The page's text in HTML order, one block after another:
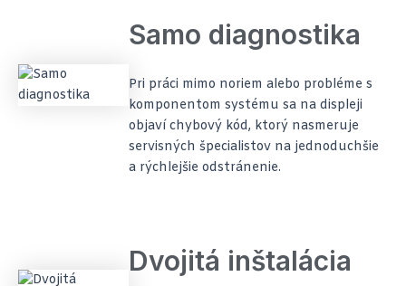
Samo diagnostika
Pri práci mimo noriem alebo probléme s
komponentom systému sa na displeji
objaví chybový kód, ktorý nasmeruje
servisných špecialistov na jednoduchšie
a rýchlejšie odstránenie.
Dvojitá inštalácia